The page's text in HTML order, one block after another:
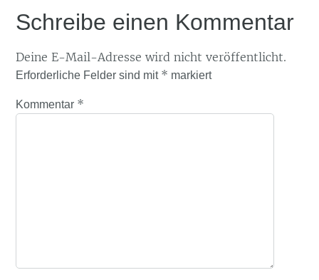
Schreibe einen Kommentar
Deine E-Mail-Adresse wird nicht veröffentlicht.
Erforderliche Felder sind mit * markiert
Kommentar *